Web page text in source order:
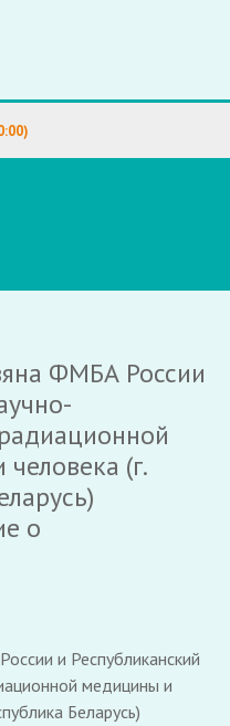
ФМБА России
(г.
о
и Республиканский
медицины и
Беларусь)